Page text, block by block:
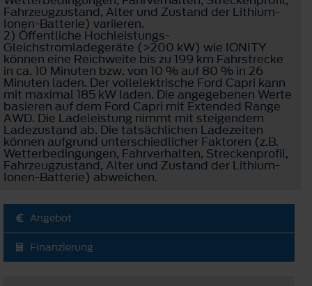
Fahrzeugzustand, Alter und Zustand der Lithium-
Ionen-Batterie) variieren.
2) Öffentliche Hochleistungs-
Gleichstromladegeräte (>200 kW) wie IONITY
können eine Reichweite bis zu 199 km Fahrstrecke
in ca. 10 Minuten bzw. von 10 % auf 80 % in 26
Minuten laden. Der vollelektrische Ford Capri kann
mit maximal 185 kW laden. Die angegebenen Werte
basieren auf dem Ford Capri mit Extended Range
AWD. Die Ladeleistung nimmt mit steigendem
Ladezustand ab. Die tatsächlichen Ladezeiten
können aufgrund unterschiedlicher Faktoren (z.B.
Wetterbedingungen, Fahrverhalten, Streckenprofil,
Fahrzeugzustand, Alter und Zustand der Lithium-
Ionen-Batterie) abweichen.
Angebot
Finanzierung